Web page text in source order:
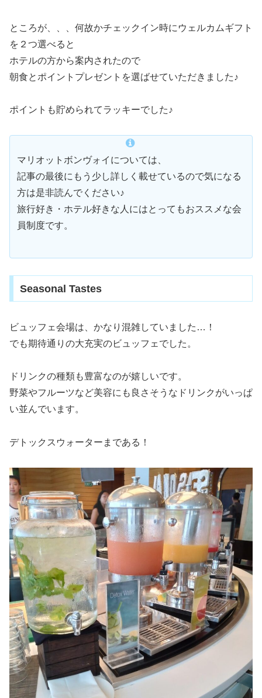
ところが、、、何故かチェックイン時にウェルカムギフト
を２つ選べると
ホテルの方から案内されたので
朝食とポイントプレゼントを選ばせていただきました♪
ポイントも貯められてラッキーでした♪
マリオットボンヴォイについては、
記事の最後にもう少し詳しく載せているので気になる
方は是非読んでください♪
旅行好き・ホテル好きな人にはとってもおススメな会
員制度です。
Seasonal Tastes
ビュッフェ会場は、かなり混雑していました…！
でも期待通りの大充実のビュッフェでした。
ドリンクの種類も豊富なのが嬉しいです。
野菜やフルーツなど美容にも良さそうなドリンクがいっぱ
い並んでいます。
デトックスウォーターまである！